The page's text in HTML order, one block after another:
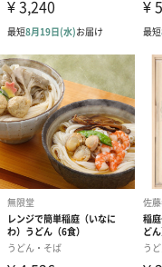
幅×奥行×高
さ
化粧箱
重さ
1150g
セット内容
【乾麺】
【濃縮つ
【そば茶
【そばの
アレルゲン
小麦、そば
賞味期限
製造から
原産国